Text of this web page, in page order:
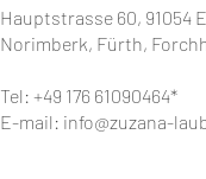
Hauptstrasse 60, 91054
Norimberk, Fürth,
Tel: +49 176 61090464*
E-mail: info@zuzana-